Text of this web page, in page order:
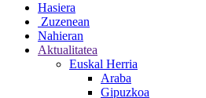
Hasiera
Zuzenean
Nahieran
Aktualitatea
Euskal Herria
Araba
Gipuzkoa